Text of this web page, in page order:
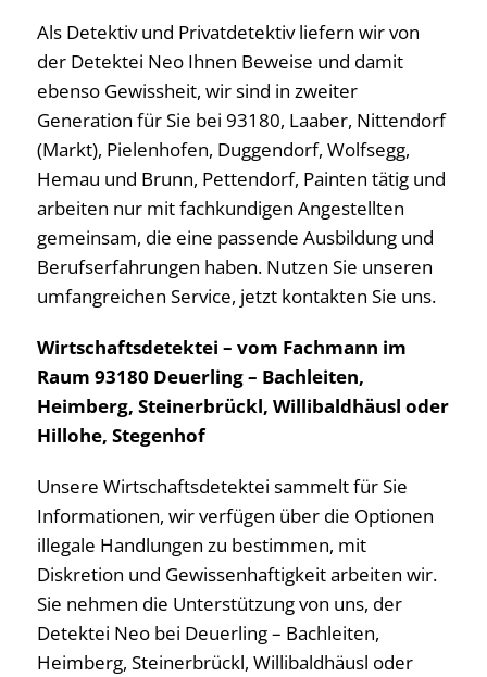
Als Detektiv und Privatdetektiv liefern wir von
der Detektei Neo Ihnen Beweise und damit
ebenso Gewissheit, wir sind in zweiter
Generation für Sie bei 93180, Laaber, Nittendorf
(Markt), Pielenhofen, Duggendorf, Wolfsegg,
Hemau und Brunn, Pettendorf, Painten tätig und
arbeiten nur mit fachkundigen Angestellten
gemeinsam, die eine passende Ausbildung und
Berufserfahrungen haben. Nutzen Sie unseren
umfangreichen Service, jetzt kontakten Sie uns.
Wirtschaftsdetektei – vom Fachmann im
Raum 93180 Deuerling – Bachleiten,
Heimberg, Steinerbrückl, Willibaldhäusl oder
Hillohe, Stegenhof
Unsere Wirtschaftsdetektei sammelt für Sie
Informationen, wir verfügen über die Optionen
illegale Handlungen zu bestimmen, mit
Diskretion und Gewissenhaftigkeit arbeiten wir.
Sie nehmen die Unterstützung von uns, der
Detektei Neo bei Deuerling – Bachleiten,
Heimberg, Steinerbrückl, Willibaldhäusl oder